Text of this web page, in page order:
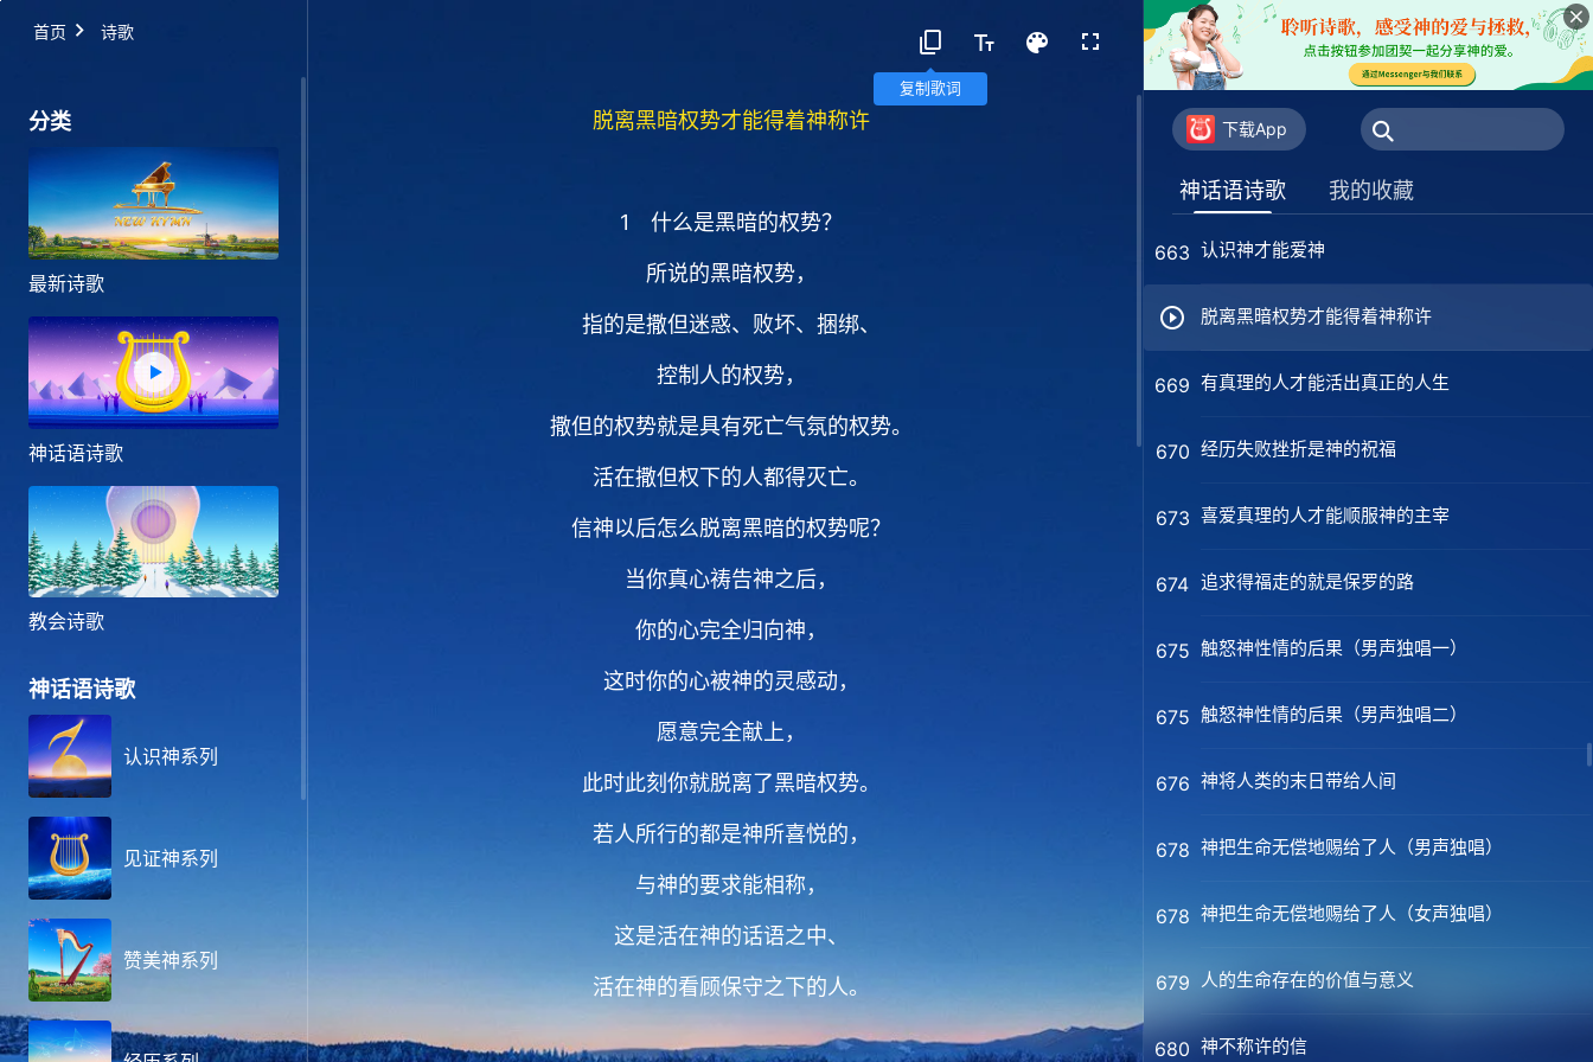
首页 诗歌
复制歌词
分类
最新诗歌
神话语诗歌
教会诗歌
神话语诗歌
认识神系列
见证神系列
赞美神系列
脱离黑暗权势才能得着神称许
1 什么是黑暗的权势？
所说的黑暗权势，
指的是撒但迷惑、败坏、捆绑、
控制人的权势，
撒但的权势就是具有死亡气氛的权势。
活在撒但权下的人都得灭亡。
信神以后怎么脱离黑暗的权势呢？
当你真心祷告神之后，
你的心完全归向神，
这时你的心被神的灵感动，
愿意完全献上，
此时此刻你就脱离了黑暗权势。
若人所行的都是神所喜悦的，
与神的要求能相称，
这是活在神的话语之中、
活在神的看顾保守之下的人。
下载App
神话语诗歌 我的收藏
661
人类与万物都在神制定的规律中存活（女声
独唱）
661
人类与万物都在神制定的规律中存活（男声
独唱）
662 你将如何迎接耶稣的重归呢
663 认识神才能爱神
脱离黑暗权势才能得着神称许
669 有真理的人才能活出真正的人生
670 经历失败挫折是神的祝福
673 喜爱真理的人才能顺服神的主宰
674 追求得福走的就是保罗的路
675 触怒神性情的后果（男声独唱一）
675 触怒神性情的后果（男声独唱二）
676 神将人类的末日带给人间
678 神把生命无偿地赐给了人（男声独唱）
678 神把生命无偿地赐给了人（女声独唱）
679 人的生命存在的价值与意义
680 神不称许的信